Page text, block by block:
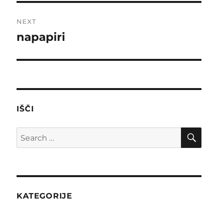
NEXT
Next
napapiri
IŠČI
Search
for:
KATEGORIJE